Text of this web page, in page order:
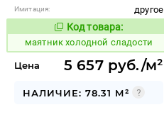
Имитация:
другое
Код товара:
936095 Код товара:
маятник холодной сладости
Цена 5 657 руб./м²
НАЛИЧИЕ: 78.31 М²